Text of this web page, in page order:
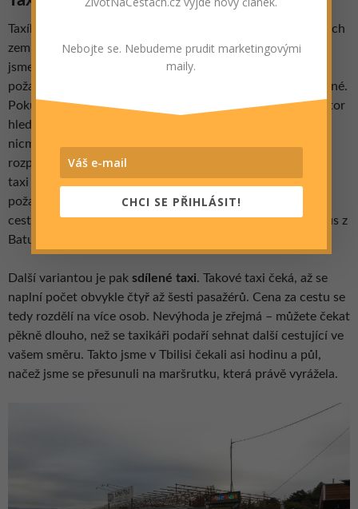
Taxíkem se v Gruzii jezdí poměrně často. Jak to v obdobných
zemích chodí, není důvod nesmlouvat. Vybavuji si, že my
jsme si na celkem dlouhou trasu domluvili namísto
požadovaných 50 lari jen 30. Ceny jsou tedy celkem rozdílné.
Pokud budete zejména v časové tísni a nebudete mít prostor
hledat levnější taxi, vezmete zřejmě zavděk i vyšší cenou;
nicméně při obsazení taxíku třemi cestovateli nebude
rozpočet na jednoho pořád nijak vysoký. S vyššími cenami
taxi počítejte v hlavním městě Tbilisi – tady jsme to z
požadovaných 20 lari srazili jen na 15 lari, přičemž šlo o
cestu z jednoho autobusového nádraží, kam přijel ranní bus z
Batumi, na druhé nádraží, a sice Didube.
Další variantou je pak sdílené taxi. Takové taxi čeká, až se
naplní počet obvykle čtyř až šesti pasažérů. Cena za cestu se
tedy rozdělí na více osob. Nevýhoda je zřejmá – můžete čekat
pěkně dlouho, než se taxikáři podaří sehnat další cestující ve
vašem směru. Takto jsme v Tbilisi čekali asi hodinu a půl,
načež jsme se přesunuli na maršrutku, která právě vyrážela.
Nebojte se. Nebudeme prudit marketingovými
maily.
CHCI SE PŘIHLÁSIT!